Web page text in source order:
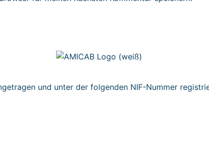
und unter der folgenden NIF-Nummer